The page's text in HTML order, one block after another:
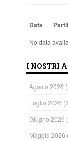
Data
No data
I NOSTRI
Agosto 2026
Luglio 2026
Giugno 2026
Maggio 2026